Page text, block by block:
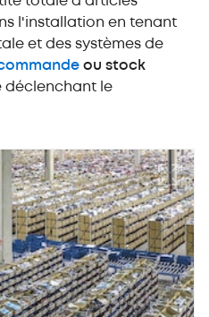
l'installation en tenant
et des systèmes de
ou stock
déclenchant le